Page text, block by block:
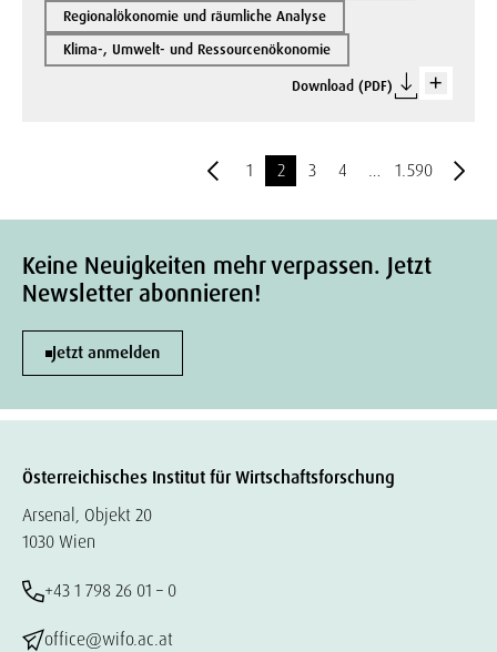
Regionalökonomie und räumliche Analyse
Klima-, Umwelt- und Ressourcenökonomie
Download (PDF)
1 2 3 4 … 1.590
Keine Neuigkeiten mehr verpassen. Jetzt
Newsletter abonnieren!
Jetzt anmelden
Österreichisches Institut für Wirtschaftsforschung
Arsenal, Objekt 20
1030 Wien
+43 1 798 26 01 – 0
office@wifo.ac.at